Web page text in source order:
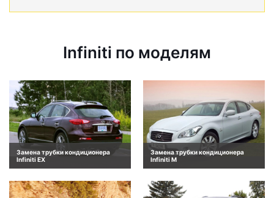
Infiniti по моделям
Замена трубки кондиционера
Infiniti EX
Замена трубки кондиционера
Infiniti M